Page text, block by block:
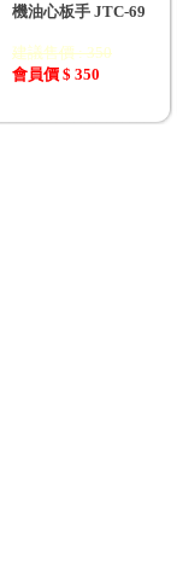
機油心板手 JTC-69
建議售價 : 350
會員價 $ 350